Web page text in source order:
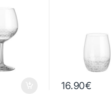
16.90€